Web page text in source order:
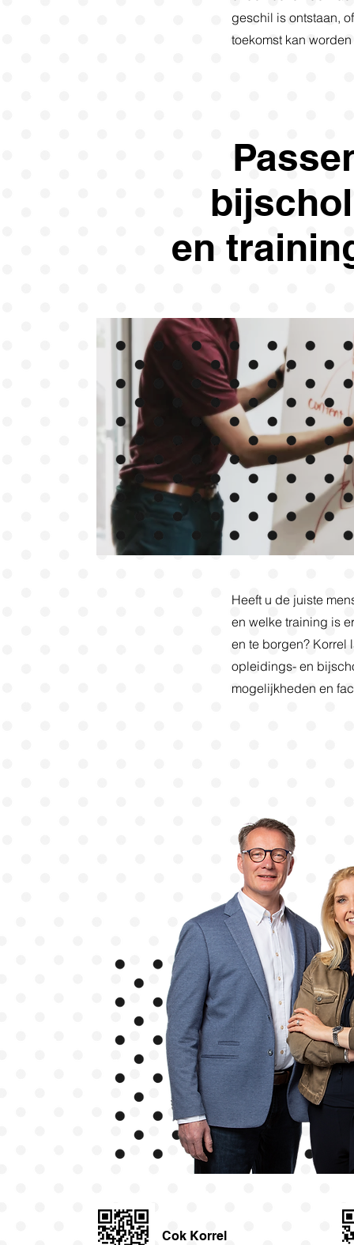
Cok Korrel
geschil is ontstaan,
toekomst kan
en
Heeft u de juiste
en welke training is
en te borgen? Korrel
opleidings- en
mogelijkheden en